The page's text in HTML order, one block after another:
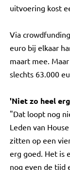
uitvoering kost
Via
euro bij elkaar
maart mee.
slechts 63.000
'Niet zo heel
"Dat loopt nog
Leden van
zitten op een
erg goed. Het is
nog even de tijd